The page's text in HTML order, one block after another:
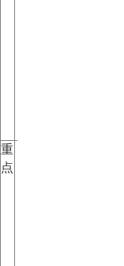
重
点